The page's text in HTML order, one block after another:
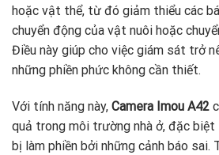
hoặc vật thể, từ đó giảm thiểu các
chuyển động của vật nuôi hoặc
Điều này giúp cho việc giám sát trở
những phiền phức không cần thiết.
Với tính năng này, Camera Imou A42
quả trong môi trường nhà ở, đặc biệt
bị làm phiền bởi những cảnh báo sai.